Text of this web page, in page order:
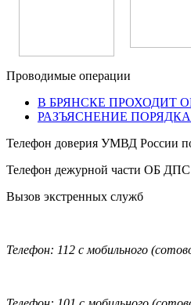
Проводимые операции
В БРЯНСКЕ ПРОХОДИТ
РАЗЪЯСНЕНИЕ
Телефон доверия УМВД России
Телефон дежурной части ОБ
Вызов экстренных служб
Телефон: 112 с мобильного